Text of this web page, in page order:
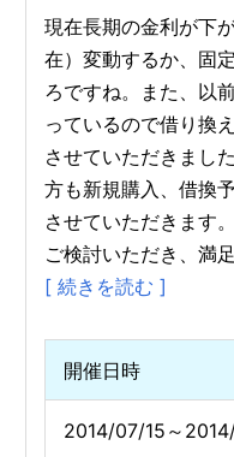
現在長期の金利が下
在）変動するか、固
ろですね。また、以
っているので借り換
させていただきまし
方も新規購入、借換
させていただきます
ご検討いただき、満
[ 続きを読む ]
開催日時
2014/07/15～